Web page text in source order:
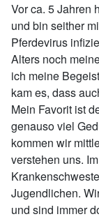
Vor ca. 5 Jahren
und bin seither
Pferdevirus
Alters noch
ich meine
kam es, dass
Mein Favorit ist
genauso viel
kommen wir
verstehen uns.
Jugendlichen.
und sind immer